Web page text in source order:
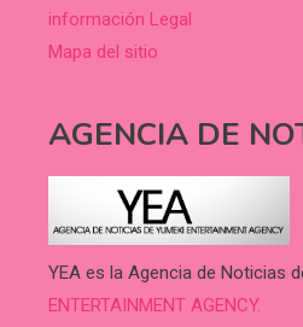
información Legal
Mapa del sitio
AGENCIA DE
YEA es la Agencia de Noticias
ENTERTAINMENT AGENCY.